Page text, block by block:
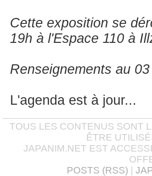
Cette exposition se
19h à l'Espace 110 à
Renseignements au
L'agenda est à jour...
TOUS LES CONTENUS SONT
ÊTRE
JAPANIM.NET EST
POSTS (RSS)